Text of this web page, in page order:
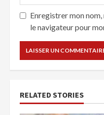
Enregistrer mon
le navigateur pour
RELATED STORIES